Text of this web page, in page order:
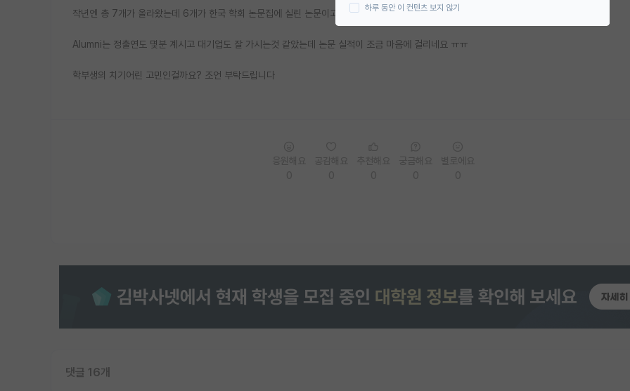
작년엔 총 7개가 올라왔는데 6개가 한국 학회 논문집에 실린 논문이고 1개도 SCI급이긴 하지만 jcr 115/183인 저널입니다
Alumni는 정출연도 몇분 계시고 대기업도 잘 가시는것 같았는데 논문 실적이 조금 마음에 걸리네요 ㅠㅠ
학부생의 치기어린 고민인걸까요? 조언 부탁드립니다
댓글 16개
하루 동안 이 컨텐츠 보지 않기